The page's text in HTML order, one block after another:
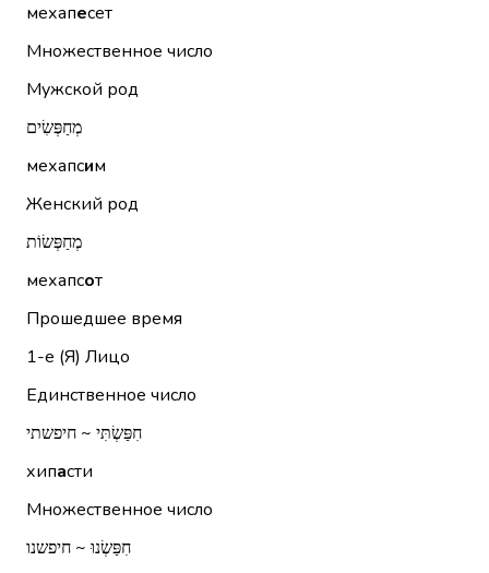
мехапесет
Множественное число
Мужской род
מְחַפְּשִׂים
мехапсим
Женский род
מְחַפְּשׂוֹת
мехапсот
Прошедшее время
1-е (Я) Лицо
Единственное число
חִפַּשְׂתִּי ~ חיפשתי
хипасти
Множественное число
חִפַּשְׂנוּ ~ חיפשנו